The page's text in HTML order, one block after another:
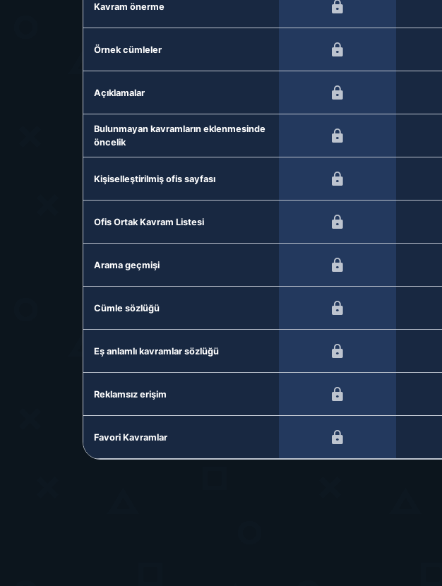
Kavram önerme
Örnek cümleler
Açıklamalar
Bulunmayan kavramların eklenmesinde
öncelik
Kişiselleştirilmiş ofis sayfası
Ofis Ortak Kavram Listesi
Arama geçmişi
Cümle sözlüğü
Eş anlamlı kavramlar sözlüğü
Reklamsız erişim
Favori Kavramlar